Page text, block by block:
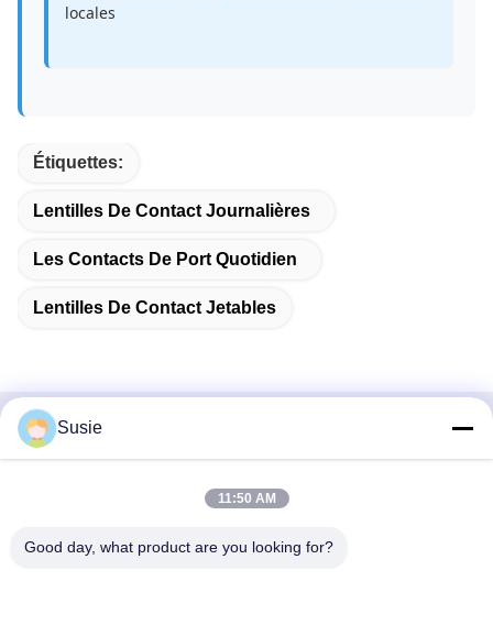
locales
Étiquettes:
Lentilles De Contact Journalières
Les Contacts De Port Quotidien
Lentilles De Contact Jetables
Contactez rapidement
n° 789 rue Zhongyi 1, district de Yuhua, Changsha, Hunan,
Susie
11:50 AM
Good day, what product are you looking for?